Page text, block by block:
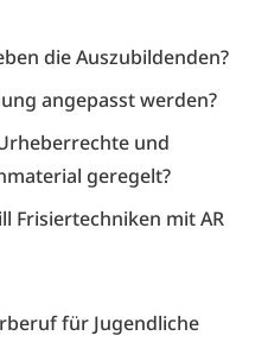
die Auszubildenden?
angepasst werden?
und
geregelt?
Frisiertechniken mit AR
für Jugendliche